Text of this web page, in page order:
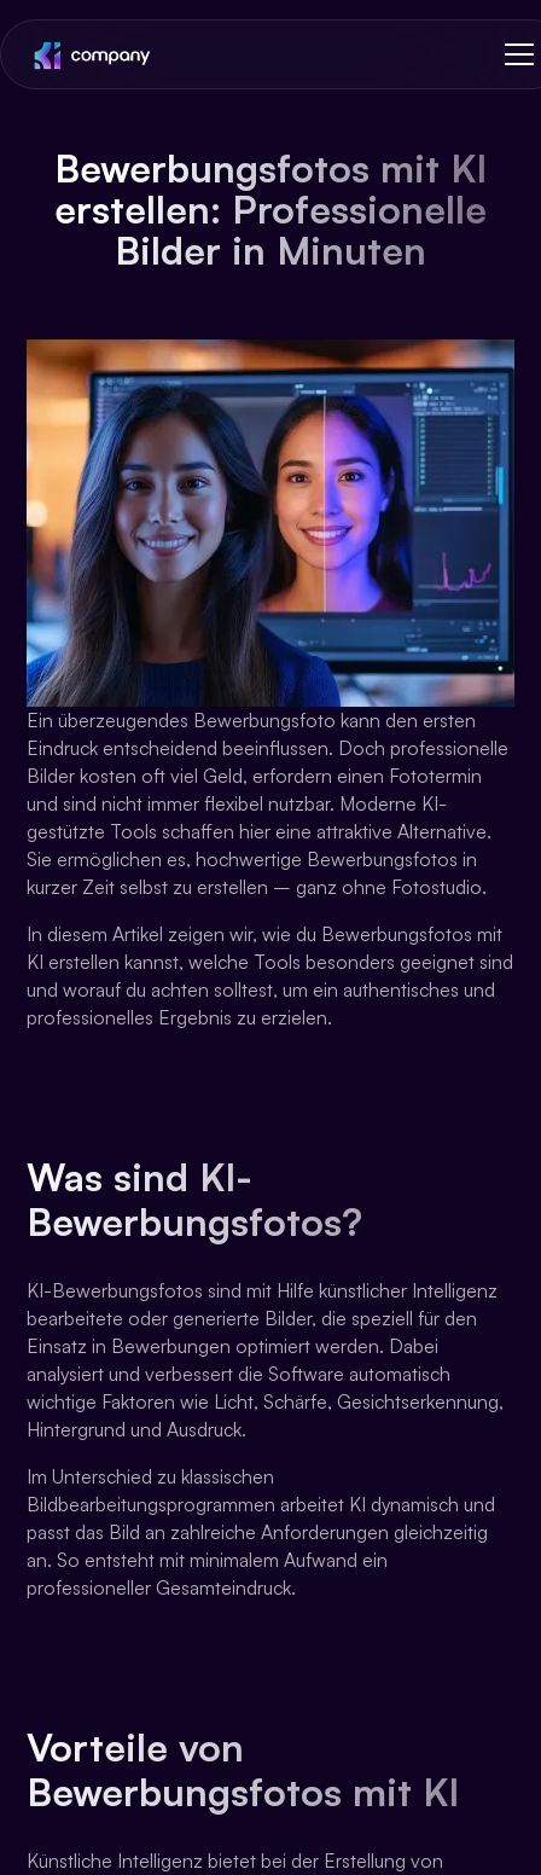
Bewerbungsfotos mit KI
erstellen: Professionelle
Bilder in Minuten
Ein überzeugendes Bewerbungsfoto kann den ersten
Eindruck entscheidend beeinflussen. Doch professionelle
Bilder kosten oft viel Geld, erfordern einen Fototermin
und sind nicht immer flexibel nutzbar. Moderne KI-
gestützte Tools schaffen hier eine attraktive Alternative.
Sie ermöglichen es, hochwertige Bewerbungsfotos in
kurzer Zeit selbst zu erstellen – ganz ohne Fotostudio.
In diesem Artikel zeigen wir, wie du Bewerbungsfotos mit
KI erstellen kannst, welche Tools besonders geeignet sind
und worauf du achten solltest, um ein authentisches und
professionelles Ergebnis zu erzielen.
Was sind KI-
Bewerbungsfotos?
KI-Bewerbungsfotos sind mit Hilfe künstlicher Intelligenz
bearbeitete oder generierte Bilder, die speziell für den
Einsatz in Bewerbungen optimiert werden. Dabei
analysiert und verbessert die Software automatisch
wichtige Faktoren wie Licht, Schärfe, Gesichtserkennung,
Hintergrund und Ausdruck.
Im Unterschied zu klassischen
Bildbearbeitungsprogrammen arbeitet KI dynamisch und
passt das Bild an zahlreiche Anforderungen gleichzeitig
an. So entsteht mit minimalem Aufwand ein
professioneller Gesamteindruck.
Vorteile von
Bewerbungsfotos mit KI
Künstliche Intelligenz bietet bei der Erstellung von